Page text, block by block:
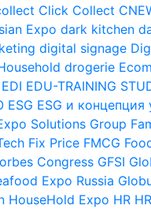
Click Collect
Expo dark kitchen
digital signage
drogerie
EDI EDU-TRAINING
ESG ESG и концепция
Solutions Group
Fix Price FMCG
Congress GFSI
Expo Russia
HouseHold Expo HR